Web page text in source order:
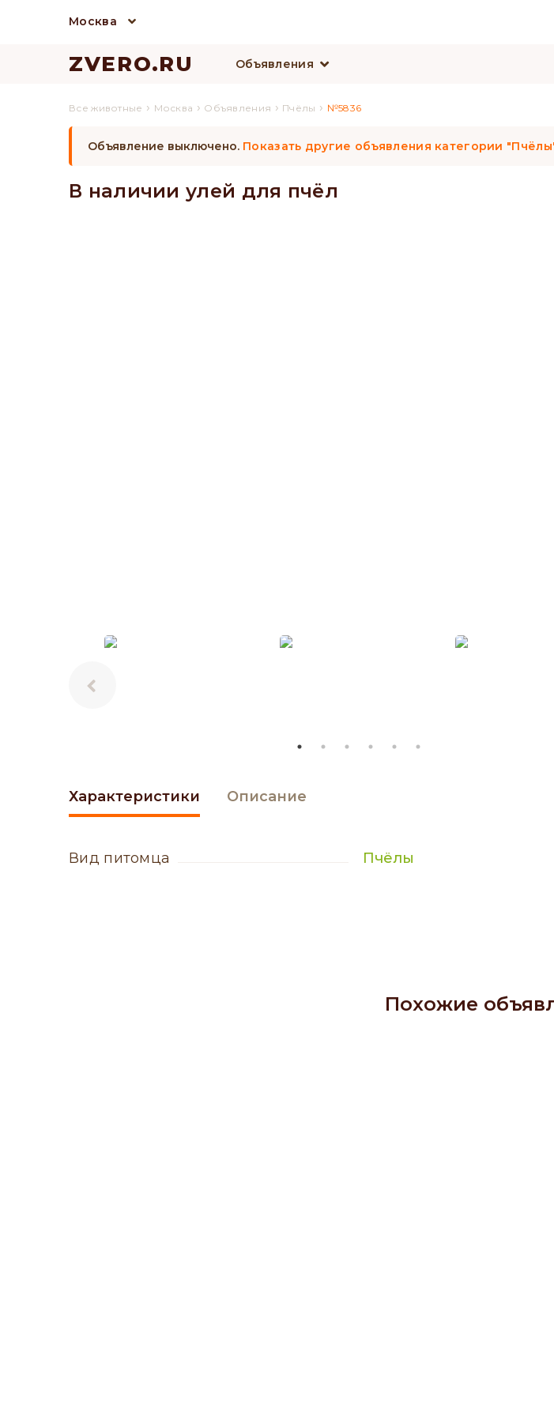
Москва
ZVERO.RU Объявления
Все животные › Москва › Объявления › Пчёлы › №5836
Объявление выключено. Показать другие объявления категории
В наличии улей для пчёл
Характеристики
вид питомца Пчёлы
Описание
Похожие